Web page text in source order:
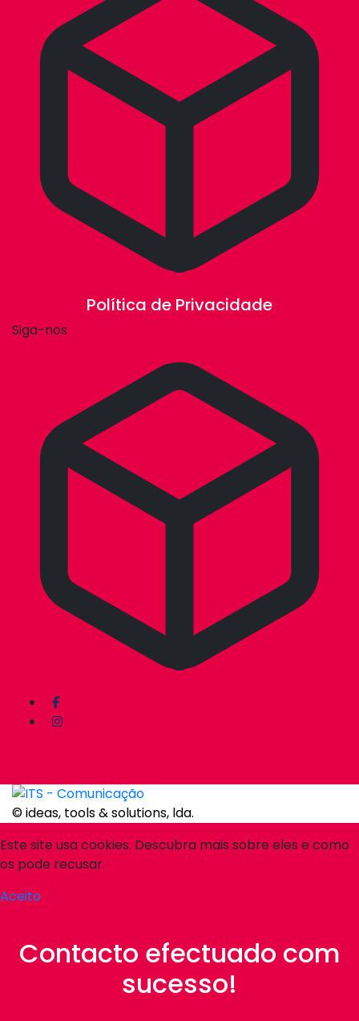
Política de Privacidade
Siga-nos
© ideas, tools & solutions, lda.
Este site usa cookies. Descubra mais sobre eles e como
os pode recusar.
Aceito
Contacto efectuado com
sucesso!